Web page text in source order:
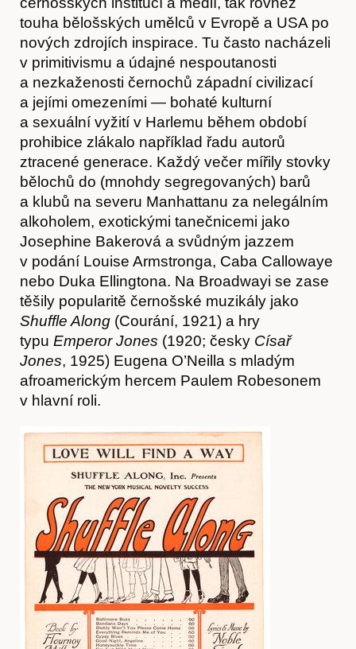
Časopis
touha bělošských umělců v Evropě a USA po
nových zdrojích inspirace. Tu často nacházeli
v primitivismu a údajné nespoutanosti
a nezkaženosti černochů západní civilizací
a jejími omezeními — bohaté kulturní
a sexuální vyžití v Harlemu během období
prohibice zlákalo například řadu autorů
ztracené generace. Každý večer mířily stovky
bělochů do (mnohdy segregovaných) barů
a klubů na severu Manhattanu za nelegálním
alkoholem, exotickými tanečnicemi jako
Josephine Bakerová a svůdným jazzem
v podání Louise Armstronga, Caba Callowaye
nebo Duka Ellingtona. Na Broadwayi se zase
těšily popularitě černošské muzikály jako
Shuffle Along (Courání, 1921) a hry
typu Emperor Jones (1920; česky Císař
Jones, 1925) Eugena O’Neilla s mladým
afroamerickým hercem Paulem Robesonem
v hlavní roli.